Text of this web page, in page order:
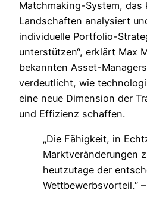
Matchmaking-System, das
Landschaften analysiert
individuelle Portfolio-
unterstützen“, erklärt Max
bekannten Asset-
verdeutlicht, wie
eine neue Dimension der
und Effizienz schaffen.
„Die Fähigkeit, in
Marktveränderungen
heutzutage der
Wettbewerbsvorteil.“